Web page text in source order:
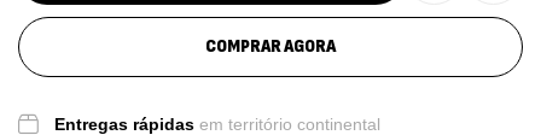
COMPRAR AGORA
Entregas rápidas em território continental